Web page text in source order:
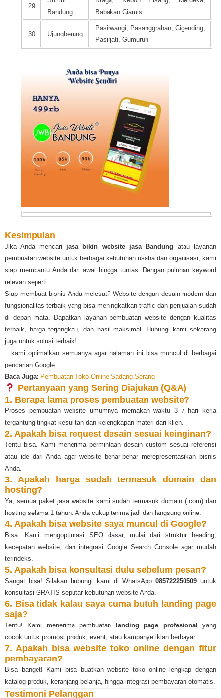
29
Bandung
Babakan Ciamis
30 Ujungberung
Pasirwangi, Pasanggrahan, Cigending,
Pasirjati, Gumuruh
Kesimpulan
Jika Anda mencari jasa bikin website jasa Bandung atau layanan
pembuatan website untuk berbagai kebutuhan usaha dan organisasi, kami
siap membantu Anda dari awal hingga tuntas. Dengan puluhan keyword
relevan seperti:
Siap membuat bisnis Anda melesat? Website dengan desain modern dan
fungsionalitas terbaik yang bisa meningkatkan traffic dan penjualan sudah
di depan mata. Dapatkan layanan pembuatan website dengan kualitas
terbaik, harga terjangkau, dan hasil maksimal. Hubungi kami sekarang
juga untuk solusi terbaik!
…kami optimalkan semuanya agar halaman ini bisa muncul di berbagai
pencarian Google.
Baca Juga: Pembuatan Toko Online Sadang Serang
Pertanyaan yang Sering Diajukan (Q&A)
1. Berapa lama proses pembuatan website?
Proses pembuatan website umumnya memakan waktu 3–7 hari kerja
tergantung tingkat kesulitan dan kelengkapan materi dari klien.
2. Apakah bisa request desain sesuai keinginan?
Tentu bisa. Kami menerima permintaan desain custom sesuai referensi
atau ide dari Anda agar website benar-benar merepresentasikan bisnis
Anda.
3. Apakah harga sudah termasuk domain dan
hosting?
Ya, semua paket jasa website kami sudah termasuk domain (.com) dan
hosting selama 1 tahun. Anda cukup terima jadi dan langsung online.
4. Apakah bisa website saya muncul di Google?
Bisa. Kami mengoptimasi SEO dasar, mulai dari struktur heading,
kecepatan website, dan integrasi Google Search Console agar mudah
terindeks.
5. Apakah bisa konsultasi dulu sebelum pesan?
Sangat bisa! Silakan hubungi kami di WhatsApp 085722250509untuk
konsultasi GRATIS seputar kebutuhan website Anda.
6. Bisa tidak kalau saya cuma butuh landing page
saja?
Tentu! Kami menerima pembuatan landing page profesional
yang
cocok untuk promosi produk, event, atau kampanye iklan berbayar.
7. Apakah bisa website toko online dengan fitur
pembayaran?
Bisa banget! Kami bisa buatkan website toko online lengkap dengan
katalog produk, keranjang belanja, hingga integrasi pembayaran otomatis.
Testimoni Pelanggan